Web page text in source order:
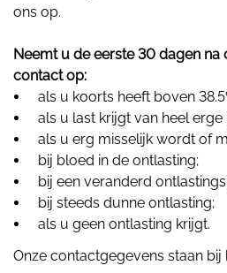
ons op.
Neemt u de eerste 30 dagen na
contact op:
als u koorts heeft boven
als u last krijgt van heel erge
als u erg misselijk wordt of
bij bloed in de ontlasting;
bij een veranderd
bij steeds dunne ontlasting;
als u geen ontlasting krijgt.
Onze contactgegevens staan bij